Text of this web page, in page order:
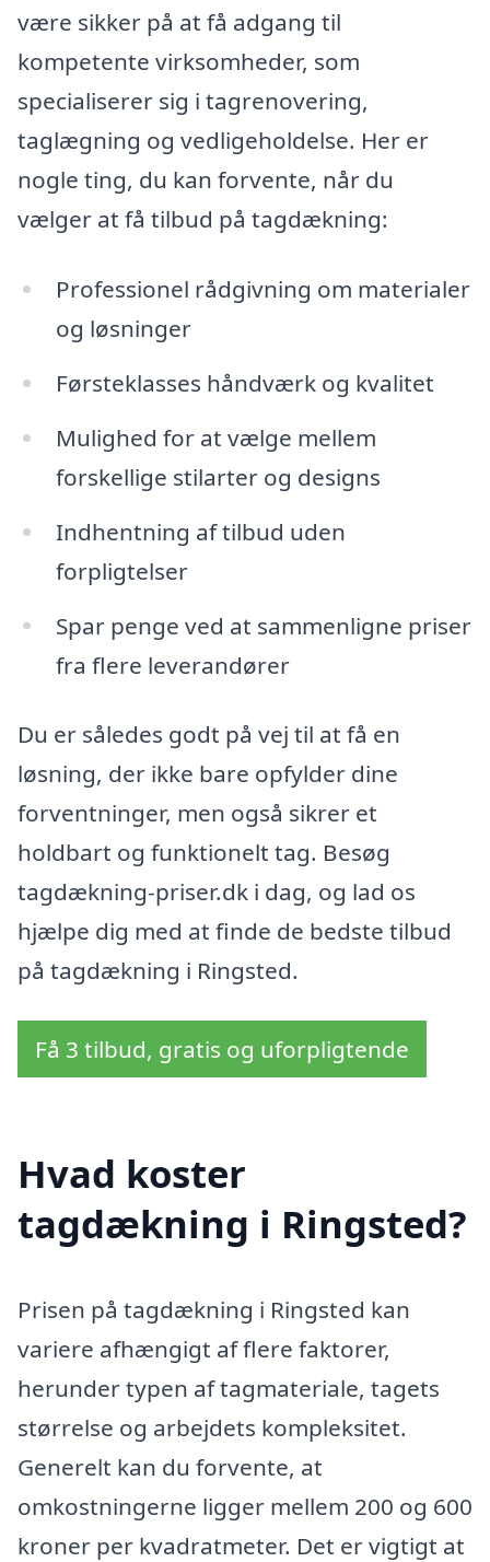
være sikker på at få adgang til
kompetente virksomheder, som
specialiserer sig i tagrenovering,
taglægning og vedligeholdelse. Her er
nogle ting, du kan forvente, når du
vælger at få tilbud på tagdækning:
Professionel rådgivning om materialer
og løsninger
Førsteklasses håndværk og kvalitet
Mulighed for at vælge mellem
forskellige stilarter og designs
Indhentning af tilbud uden
forpligtelser
Spar penge ved at sammenligne priser
fra flere leverandører
Du er således godt på vej til at få en
løsning, der ikke bare opfylder dine
forventninger, men også sikrer et
holdbart og funktionelt tag. Besøg
tagdækning-priser.dk i dag, og lad os
hjælpe dig med at finde de bedste tilbud
på tagdækning i Ringsted.
Få 3 tilbud, gratis og uforpligtende
Hvad koster
tagdækning i Ringsted?
Prisen på tagdækning i Ringsted kan
variere afhængigt af flere faktorer,
herunder typen af tagmateriale, tagets
størrelse og arbejdets kompleksitet.
Generelt kan du forvente, at
omkostningerne ligger mellem 200 og 600
kroner per kvadratmeter. Det er vigtigt at